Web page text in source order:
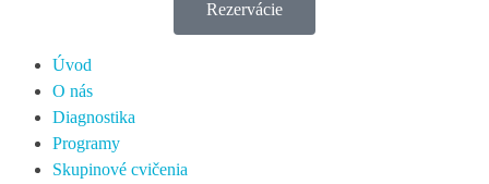
Úvod
O nás
Diagnostika
Programy
Skupinové cvičenia
Rezervácie